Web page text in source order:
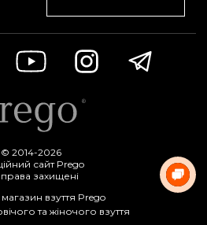
© 2014-2026
сайт Prego
права захищені
магазин взуття Prego
та жіночого взуття